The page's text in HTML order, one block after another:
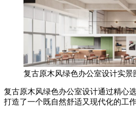
复古原木风绿色办公室设计实景
复古原木风绿色办公室设计通过精心
打造了一个既自然舒适又现代化的工作